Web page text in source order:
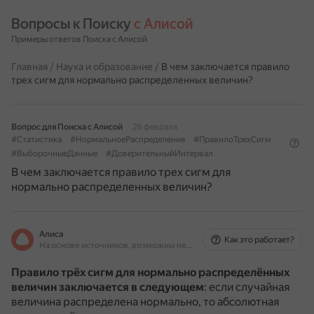
Вопросы к Поиску с Алисой
Примеры ответов Поиска с Алисой
Главная / Наука и образование / В чем заключается правило
трех сигм для нормально распределенных величин?
Вопрос для Поиска с Алисой
26 февраля
#Статистика
#НормальноеРаспределение
#ПравилоТрехСигм
#ВыборочныеДанные
#ДоверительныйИнтервал
В чем заключается правило трех сигм для
нормально распределенных величин?
Алиса
На основе источников, возможны неточности
Как это работает?
Правило трёх сигм для нормально распределённых
величин заключается в следующем: если случайная
величина распределена нормально, то абсолютная